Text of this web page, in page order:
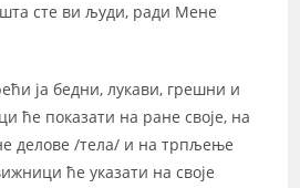
сте ви људи, ради Мене
ја бедни, лукави, грешни и
ће показати на ране своје, на
делове /тела/ и на трпљење
ће указати на своје